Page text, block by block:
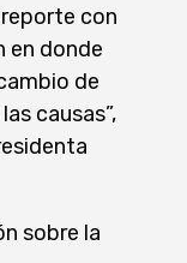
con
en donde
de
causas”,
sobre la